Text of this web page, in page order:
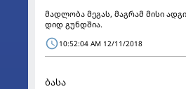
მადლობა მეგას, მაგრამ მისი
დიდ გუნდშია.
10:52:04 AM 12/11/2018
ბასა